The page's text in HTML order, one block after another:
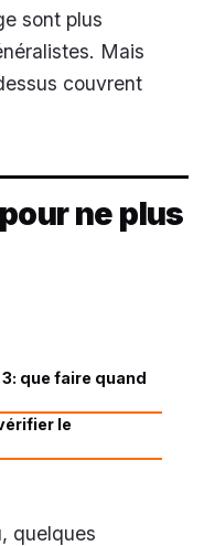
sont plus
Mais
couvrent
ne plus
que faire quand
le
quelques